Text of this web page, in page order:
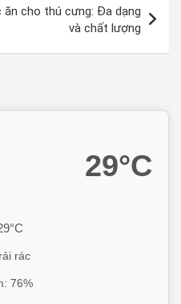
cho thú cưng: Đa dạng
và chất lượng
29°C
rác
76%